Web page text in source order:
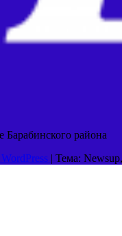
Барабинского района
| Тема: